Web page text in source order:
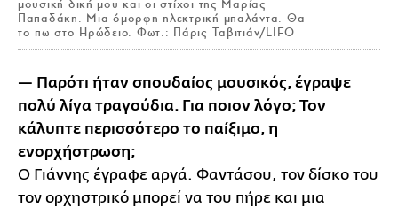
μουσική δική μου και οι στίχοι της Μαρίας
Παπαδάκη. Μια όμορφη ηλεκτρική μπαλάντα. Θα
το πω στο Ηρώδειο. Φωτ.: Πάρις Ταβιτιάν/LIFO
— Παρότι ήταν σπουδαίος μουσικός, έγραψε
πολύ λίγα τραγούδια. Για ποιον λόγο; Τον
κάλυπτε περισσότερο το παίξιμο, η
ενορχήστρωση;
Ο Γιάννης έγραφε αργά. Φαντάσου, τον δίσκο του
τον ορχηστρικό μπορεί να του πήρε και μια